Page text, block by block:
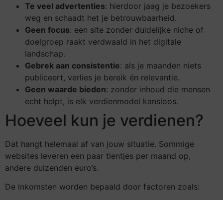
Te veel advertenties: hierdoor jaag je bezoekers
weg en schaadt het je betrouwbaarheid.
Geen focus: een site zonder duidelijke niche of
doelgroep raakt verdwaald in het digitale
landschap.
Gebrek aan consistentie: als je maanden niets
publiceert, verlies je bereik én relevantie.
Geen waarde bieden: zonder inhoud die mensen
echt helpt, is elk verdienmodel kansloos.
Hoeveel kun je verdienen?
Dat hangt helemaal af van jouw situatie. Sommige
websites leveren een paar tientjes per maand op,
andere duizenden euro’s.
De inkomsten worden bepaald door factoren zoals: